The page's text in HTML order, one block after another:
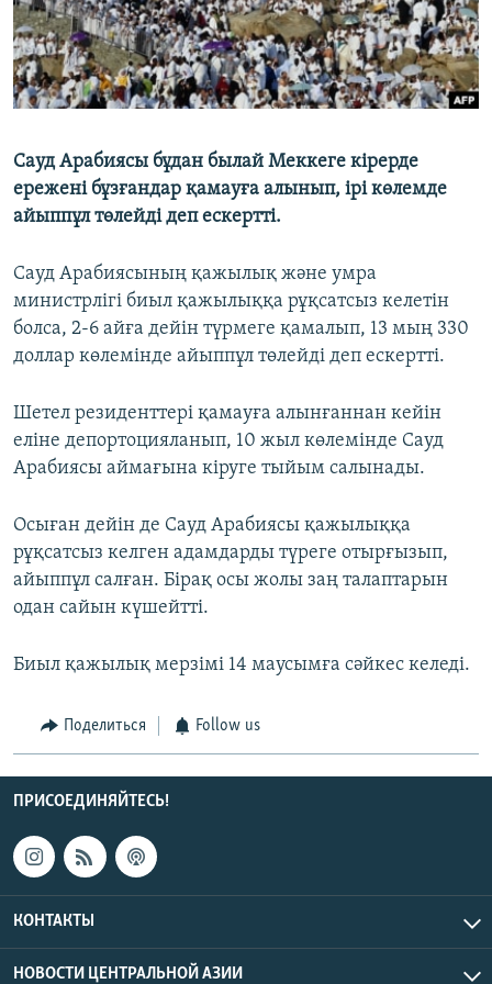
Сауд Арабиясы бұдан былай Меккеге кірерде
ережені бұзғандар қамауға алынып, ірі көлемде
айыппұл төлейді деп ескертті.
Сауд Арабиясының қажылық және умра
министрлігі биыл қажылыққа рұқсатсыз келетін
болса, 2-6 айға дейін түрмеге қамалып, 13 мың 330
доллар көлемінде айыппұл төлейді деп ескертті.
Шетел резиденттері қамауға алынғаннан кейін
еліне депортоцияланып, 10 жыл көлемінде Сауд
Арабиясы аймағына кіруге тыйым салынады.
Осыған дейін де Сауд Арабиясы қажылыққа
рұқсатсыз келген адамдарды түреге отырғызып,
айыппұл салған. Бірақ осы жолы заң талаптарын
одан сайын күшейтті.
Биыл қажылық мерзімі 14 маусымға сәйкес келеді.
Поделиться Follow us
ПРИСОЕДИНЯЙТЕСЬ!
КОНТАКТЫ
НОВОСТИ ЦЕНТРАЛЬНОЙ АЗИИ